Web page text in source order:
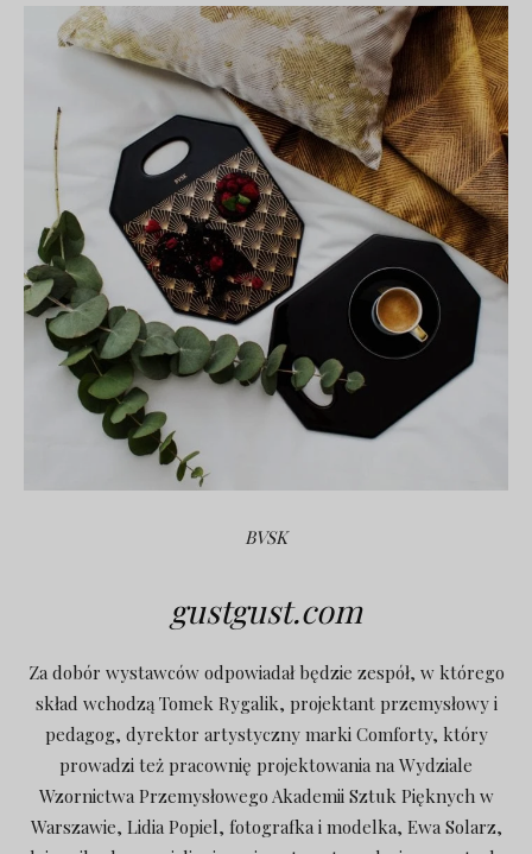
BVSK
gustgust.com
Za dobór wystawców odpowiadał będzie zespół, w którego
skład wchodzą Tomek Rygalik, projektant przemysłowy i
pedagog, dyrektor artystyczny marki Comforty, który
prowadzi też pracownię projektowania na Wydziale
Wzornictwa Przemysłowego Akademii Sztuk Pięknych w
Warszawie, Lidia Popiel, fotografka i modelka, Ewa Solarz,